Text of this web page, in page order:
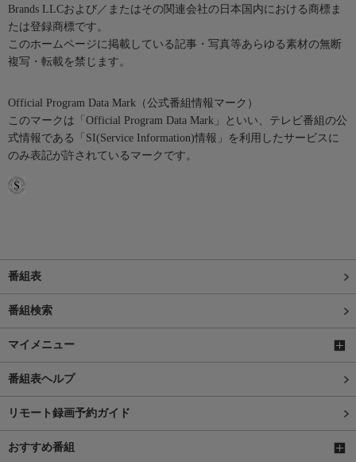
Brands LLCおよび／またはその関連会社の日本国内における商標ま
たは登録商標です。
このホームページに掲載している記事・写真等あらゆる素材の無断
複写・転載を禁じます。
Official Program Data Mark（公式番組情報マーク）
このマークは「Official Program Data Mark」といい、テレビ番組の公
式情報である「SI(Service Information)情報」を利用したサービスに
のみ表記が許されているマークです。
番組表
番組検索
マイメニュー
番組表ヘルプ
リモート録画予約ガイド
おすすめ番組